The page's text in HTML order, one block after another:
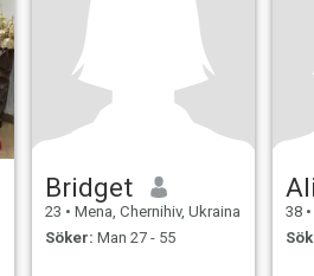
Bridget
23 • Mena, Chernihiv, Ukraina
Söker: Man 27 - 55
38 •